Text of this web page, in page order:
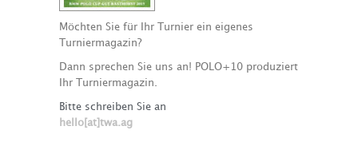
Möchten Sie für Ihr Turnier ein eigenes
Turniermagazin?
Dann sprechen Sie uns an! POLO+10 produziert
Ihr Turniermagazin.
Bitte schreiben Sie an
hello[at]twa.ag